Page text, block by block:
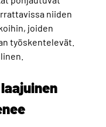
niiden
joiden
työskentelevät.